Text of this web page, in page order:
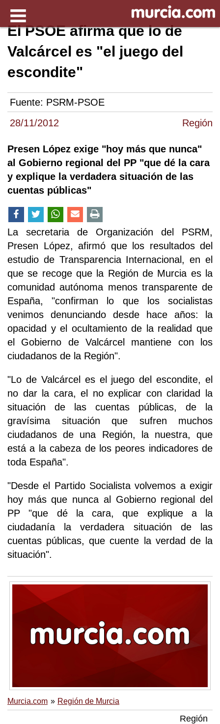
28/11/2012 Región
El PSOE afirma que lo de
Valcárcel es "el juego del
escondite"
Fuente: PSRM-PSOE
Presen López exige "hoy más que nunca"
al Gobierno regional del PP "que dé la cara
y explique la verdadera situación de las
cuentas públicas"
La secretaria de Organización del PSRM,
Presen López, afirmó que los resultados del
estudio de Transparencia Internacional, en el
que se recoge que la Región de Murcia es la
comunidad autónoma menos transparente de
España, "confirman lo que los socialistas
venimos denunciando desde hace años: la
opacidad y el ocultamiento de la realidad que
el Gobierno de Valcárcel mantiene con los
ciudadanos de la Región".
"Lo de Valcárcel es el juego del escondite, el
no dar la cara, el no explicar con claridad la
situación de las cuentas públicas, de la
gravísima situación que sufren muchos
ciudadanos de una Región, la nuestra, que
está a la cabeza de los peores indicadores de
toda España".
"Desde el Partido Socialista volvemos a exigir
hoy más que nunca al Gobierno regional del
PP "que dé la cara, que explique a la
ciudadanía la verdadera situación de las
cuentas públicas, que cuente la verdad de la
situación".
Murcia.com Región de Murcia
Región